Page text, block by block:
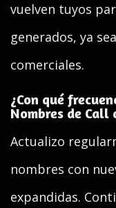
vuelven tuyos
generados, ya
comerciales.
¿Con qué
Nombres de
Actualizo
nombres con
expandidas.